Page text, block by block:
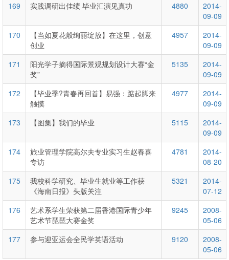
169
实践调研出佳绩 毕业汇演见真功 4880
2014-
09-09
170
【当如夏花般绚丽绽放】在这里，创意
创业
4957
2014-
09-09
171
阳光学子摘得国际景观规划设计大赛“金
奖”
5135
2014-
09-09
172
【毕业季?青春再回首】易强：踮起脚来
触摸
4977
2014-
09-09
173
【图集】我们的毕业 5115
2014-
09-09
174
旅业管理学院高尔夫专业实习生赵春喜
专访
4781
2014-
08-20
175
我校科学研究、毕业生就业等工作获
《海南日报》头版关注
5321
2014-
07-12
176
艺术系学生荣获第二届香港国际青少年
艺术节琵琶大赛金奖
9245
2008-
05-06
177
参与迎亚运会全民学英语活动 9120
2008-
05-06